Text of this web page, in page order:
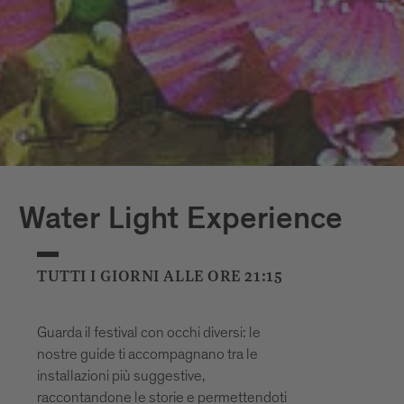
Water Light Experience
TUTTI I GIORNI ALLE ORE 21:15
Guarda il festival con occhi diversi: le
nostre guide ti accompagnano tra le
installazioni più suggestive,
raccontandone le storie e permettendoti